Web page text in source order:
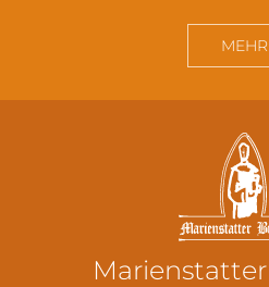
MEHR
Marienstatter